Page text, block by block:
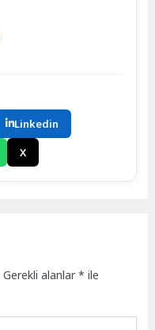
Linkedin
X
Gerekli alanlar* ile